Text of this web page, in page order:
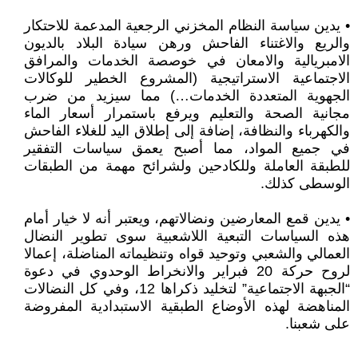
• يدين سياسة النظام المخزني الرجعية المدعمة للاحتكار
والريع والاغتناء الفاحش ورهن سيادة البلاد بالديون
الامبريالية والامعان في خوصصة الخدمات والمرافق
الاجتماعية الاستراتيجية (المشروع الخطير للوكالات
الجهوية المتعددة الخدمات…) مما سيزيد من ضرب
مجانية الصحة والتعليم ويرفع باستمرار أسعار الماء
والكهرباء والنظافة، إضافة إلى إطلاق اليد للغلاء الفاحش
في جميع المواد، مما أصبح يعمق سياسات التفقير
للطبقة العاملة وللكادحين ولشرائح مهمة من الطبقات
الوسطى كذلك.
• يدين قمع المعارضين ونضالاتهم، ويعتبر أنه لا خيار أمام
هذه السياسات التبعية اللاشعبية سوى تطوير النضال
العمالي والشعبي وتوحيد قواه وتنظيماته المناضلة، إعمالا
لروح حركة 20 فبراير والانخراط الوحدوي في دعوة
“الجبهة الاجتماعية” لتخليد ذكراها 12، وفي كل النضالات
المناهضة لهذه الأوضاع الطبقية الاستبدادية المفروضة
على شعبنا.